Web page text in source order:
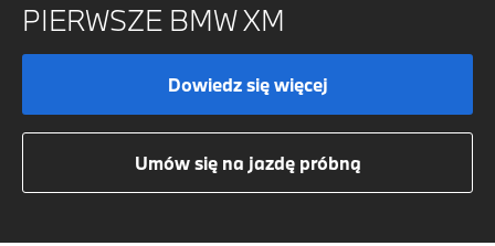
PIERWSZE BMW XM
Dowiedz się więcej
Umów się na jazdę próbną